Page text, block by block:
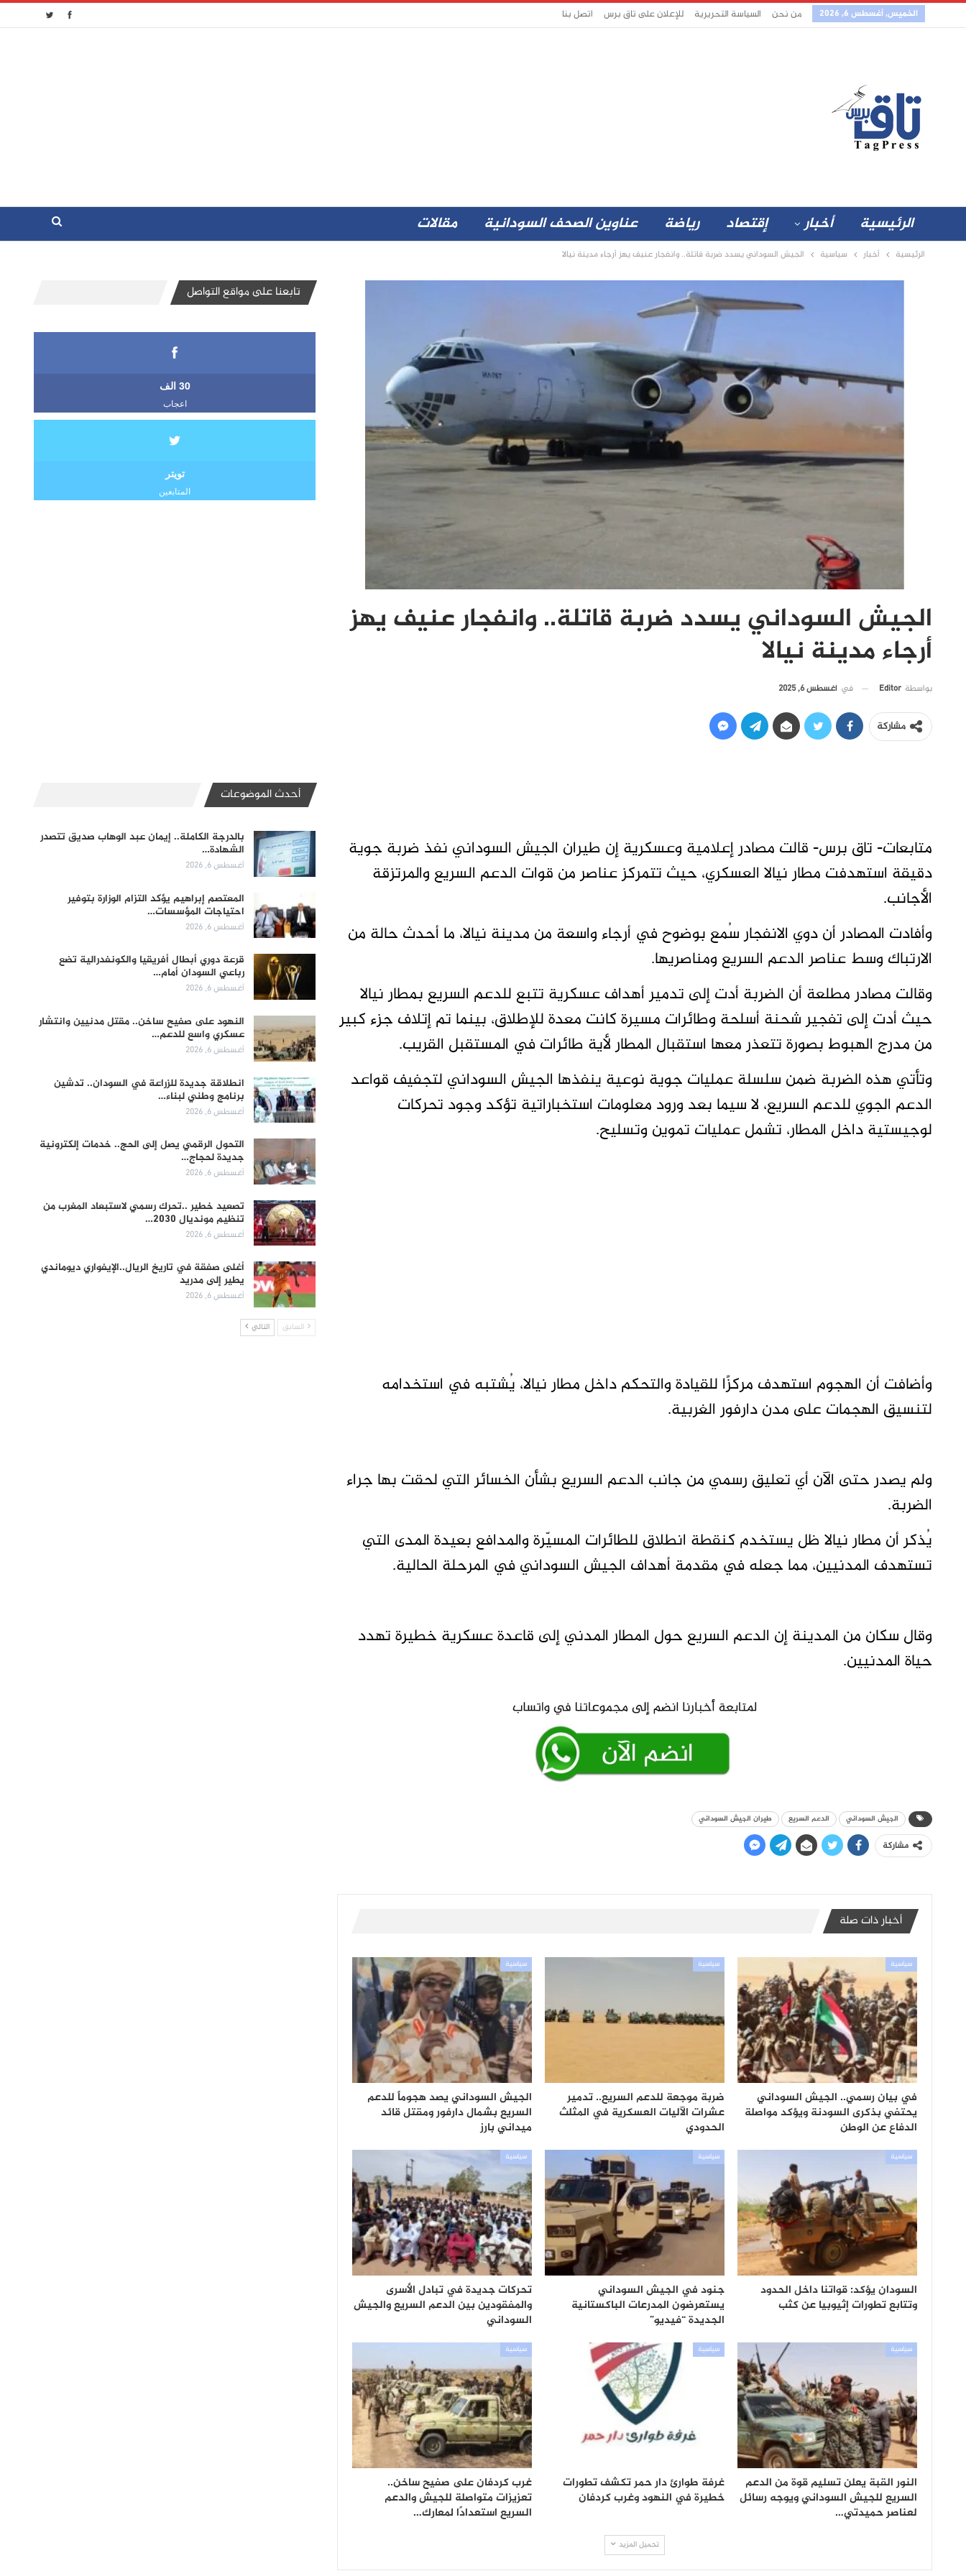
الخميس, أغسطس 6, 2026 من نحن السياسة التحريرية للإعلان على تاق برس اتصل بنا
الرئيسية أخبار إقتصاد رياضة عناوين الصحف السودانية مقالات
الرئيسية أخبار سياسية الجيش السوداني يسدد ضربة قاتلة.. وانفجار عنيف يهز أرجاء مدينة نيالا
الجيش السوداني يسدد ضربة قاتلة.. وانفجار عنيف يهز
أرجاء مدينة نيالا
بواسطة Editor في أغسطس 6, 2025
مشاركة
متابعات- تاق برس- قالت مصادر إعلامية وعسكرية إن طيران الجيش السوداني نفذ ضربة جوية
دقيقة استهدفت مطار نيالا العسكري، حيث تتمركز عناصر من قوات الدعم السريع والمرتزقة
الأجانب.
وأفادت المصادر أن دوي الانفجار سُمع بوضوح في أرجاء واسعة من مدينة نيالا، ما أحدث حالة من
الارتباك وسط عناصر الدعم السريع ومناصريها.
وقالت مصادر مطلعة أن الضربة أدت إلى تدمير أهداف عسكرية تتبع للدعم السريع بمطار نيالا
حيث أدت إلى تفجير شحنة أسلحة وطائرات مسيرة كانت معدة للإطلاق، بينما تم إتلاف جزء كبير
من مدرج الهبوط بصورة تتعذر معها استقبال المطار لأية طائرات في المستقبل القريب.
وتأتي هذه الضربة ضمن سلسلة عمليات جوية نوعية ينفذها الجيش السوداني لتجفيف قواعد
الدعم الجوي للدعم السريع، لا سيما بعد ورود معلومات استخباراتية تؤكد وجود تحركات
لوجيستية داخل المطار، تشمل عمليات تموين وتسليح.
وأضافت أن الهجوم استهدف مركزًا للقيادة والتحكم داخل مطار نيالا، يُشتبه في استخدامه
لتنسيق الهجمات على مدن دارفور الغربية.
ولم يصدر حتى الآن أي تعليق رسمي من جانب الدعم السريع بشأن الخسائر التي لحقت بها جراء
الضربة.
يُذكر أن مطار نيالا ظل يستخدم كنقطة انطلاق للطائرات المسيّرة والمدافع بعيدة المدى التي
تستهدف المدنيين، مما جعله في مقدمة أهداف الجيش السوداني في المرحلة الحالية.
وقال سكان من المدينة إن الدعم السريع حول المطار المدني إلى قاعدة عسكرية خطيرة تهدد
حياة المدنيين.
الجيش السوداني الدعم السريع طيران الجيش السوداني
مشاركة
أخبار ذات صلة
سياسية
في بيان رسمي.. الجيش السوداني
يحتفي بذكرى السودنة ويؤكد مواصلة
الدفاع عن الوطن
سياسية
ضربة موجعة للدعم السريع.. تدمير
عشرات الآليات العسكرية في المثلث
الحدودي
سياسية
الجيش السوداني يصد هجوماً للدعم
السريع بشمال دارفور ومقتل قائد
ميداني بارز
سياسية
السودان يؤكد: قواتنا داخل الحدود
وتتابع تطورات إثيوبيا عن كثب
سياسية
جنود في الجيش السوداني
يستعرضون المدرعات الباكستانية
الجديدة “فيديو”
سياسية
تحركات جديدة في تبادل الأسرى
والمفقودين بين الدعم السريع والجيش
السوداني
سياسية
النور القبة يعلن تسليم قوة من الدعم
السريع للجيش السوداني ويوجه رسائل
لعناصر حميدتي…
سياسية
غرفة طوارئ دار حمر تكشف تطورات
خطيرة في النهود وغرب كردفان
سياسية
غرب كردفان على صفيح ساخن..
تعزيزات متواصلة للجيش والدعم
السريع استعدادًا لمعارك…
تحميل المزيد
تابعنا على مواقع التواصل
30 الف
اعجاب
تويتر
المتابعين
أحدث الموضوعات
بالدرجة الكاملة.. إيمان عبد الوهاب صديق تتصدر
الشهادة…
أغسطس 6, 2026
المعتصم إبراهيم يؤكد التزام الوزارة بتوفير
احتياجات المؤسسات…
أغسطس 6, 2026
قرعة دوري أبطال أفريقيا والكونفدرالية تضع
رباعي السودان أمام…
أغسطس 6, 2026
النهود على صفيح ساخن.. مقتل مدنيين وانتشار
عسكري واسع للدعم…
أغسطس 6, 2026
انطلاقة جديدة للزراعة في السودان.. تدشين
برنامج وطني لبناء…
أغسطس 6, 2026
التحول الرقمي يصل إلى الحج.. خدمات إلكترونية
جديدة لحجاج…
أغسطس 6, 2026
تصعيد خطير ..تحرك رسمي لاستبعاد المغرب من
تنظيم مونديال 2030…
أغسطس 6, 2026
أغلى صفقة في تاريخ الريال..الإيفواري ديوماندي
يطير إلى مدريد
أغسطس 6, 2026
السابق التالي